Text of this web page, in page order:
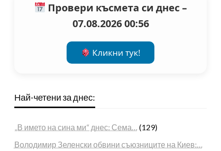
Провери късмета си днес –
07.08.2026 00:56
Кликни тук!
Най-четени за днес:
„В името на сина ми“ днес: Сема… (129)
Володимир Зеленски обвини съюзниците на Киев:…